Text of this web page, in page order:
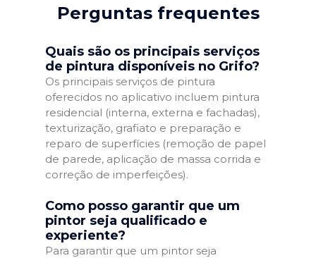
Perguntas frequentes
Quais são os principais serviços
de pintura disponíveis no Grifo?
Os principais serviços de pintura
oferecidos no aplicativo incluem pintura
residencial (interna, externa e fachadas),
texturização, grafiato e preparação e
reparo de superfícies (remoção de papel
de parede, aplicação de massa corrida e
correção de imperfeições).
Como posso garantir que um
pintor seja qualificado e
experiente?
Para garantir que um pintor seja